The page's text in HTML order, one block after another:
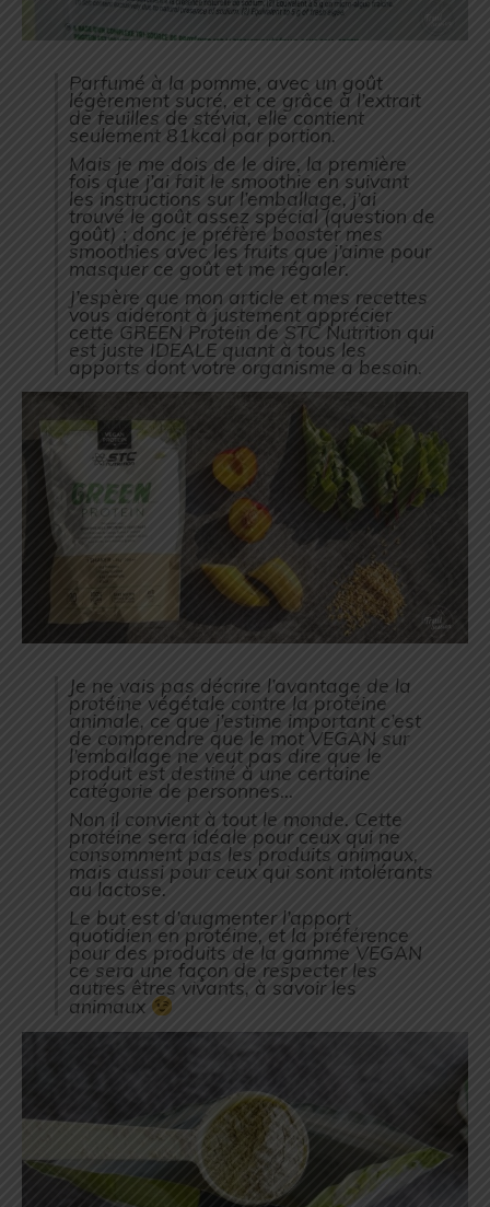
Parfumé à la pomme, avec un goût
légèrement sucré, et ce grâce à l’extrait
de feuilles de stévia, elle contient
seulement 81kcal par portion.
Mais je me dois de le dire, la première
fois que j’ai fait le smoothie en suivant
les instructions sur l’emballage, j’ai
trouvé le goût assez spécial (question de
goût) ; donc je préfère booster mes
smoothies avec les fruits que j’aime pour
masquer ce goût et me régaler.
J’espère que mon article et mes recettes
vous aideront à justement apprécier
cette GREEN Protein de STC Nutrition qui
est juste IDEALE quant à tous les
apports dont votre organisme a besoin.
Je ne vais pas décrire l’avantage de la
protéine végétale contre la protéine
animale, ce que j’estime important c’est
de comprendre que le mot VEGAN sur
l’emballage ne veut pas dire que le
produit est destiné à une certaine
catégorie de personnes…
Non il convient à tout le monde. Cette
protéine sera idéale pour ceux qui ne
consomment pas les produits animaux,
mais aussi pour ceux qui sont intolérants
au lactose.
Le but est d’augmenter l’apport
quotidien en protéine, et la préférence
pour des produits de la gamme VEGAN
ce sera une façon de respecter les
autres êtres vivants, à savoir les
animaux